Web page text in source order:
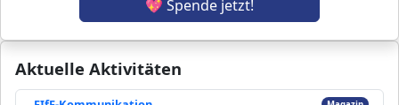
Aktuelle Aktivitäten
💖 Spende jetzt!